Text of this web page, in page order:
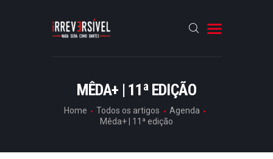
MÊDA+ | 11ª EDIÇÃO
Home Todos os artigos
Agenda
Mêda+ | 11ª edição
HOME
CRÓNICAS
ENTREVISTAS
RUBRICAS